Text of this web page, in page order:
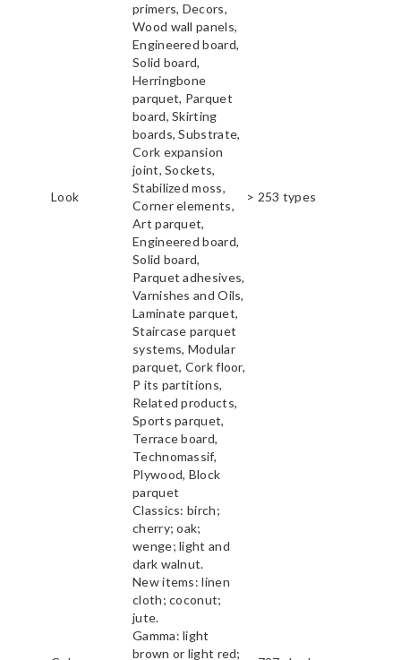
Look
primers, Decors,
Wood wall panels,
Engineered board,
Solid board,
Herringbone
parquet, Parquet
board, Skirting
boards, Substrate,
Cork expansion
joint, Sockets,
Stabilized moss,
Corner elements,
Art parquet,
Engineered board,
Solid board,
Parquet adhesives,
Varnishes and Oils,
Laminate parquet,
Staircase parquet
systems, Modular
parquet, Cork floor,
P its partitions,
Related products,
Sports parquet,
Terrace board,
Technomassif,
Plywood, Block
parquet
> 253 types
Classics: birch;
cherry; oak;
wenge; light and
dark walnut.
New items: linen
cloth; coconut;
jute.
Gamma: light
brown or light red;